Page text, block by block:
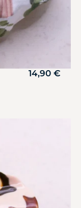
14,90 €